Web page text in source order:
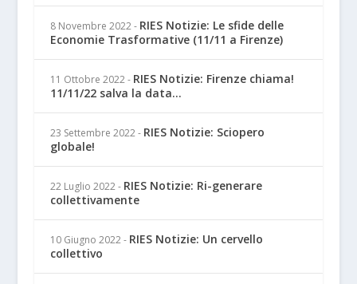
8 Novembre 2022 - RIES Notizie: Le sfide delle
Economie Trasformative (11/11 a Firenze)
11 Ottobre 2022 - RIES Notizie: Firenze chiama!
11/11/22 salva la data...
23 Settembre 2022 - RIES Notizie: Sciopero
globale!
22 Luglio 2022 - RIES Notizie: Ri-generare
collettivamente
10 Giugno 2022 - RIES Notizie: Un cervello
collettivo